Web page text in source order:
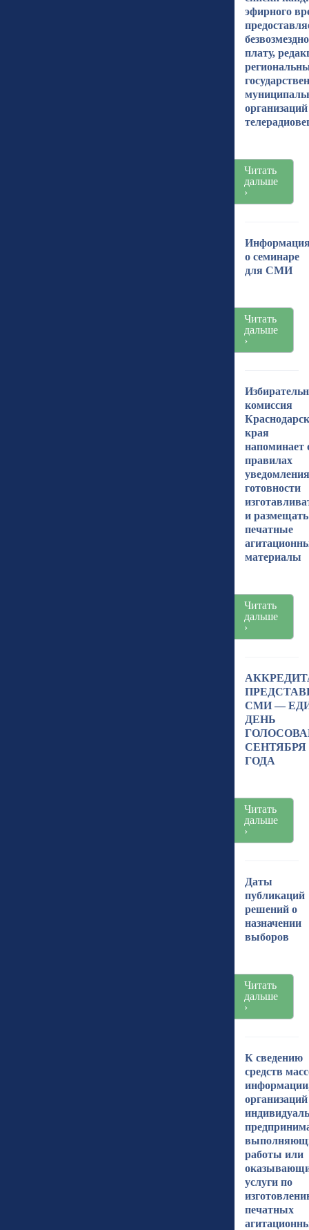
эфирного
плату,
организаций
Читать
дальше
›
о семинаре
для СМИ
Читать
дальше
›
комиссия
края
напоминает
правилах
готовности
и размещать
печатные
материалы
Читать
дальше
›
СМИ —
ДЕНЬ
СЕНТЯБРЯ
ГОДА
Читать
дальше
›
Даты
публикаций
решений о
назначении
выборов
Читать
дальше
›
К сведению
средств
работы или
услуги по
печатных